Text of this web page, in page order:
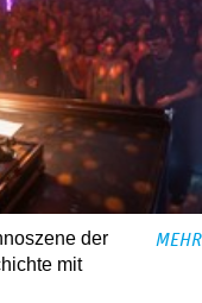
der
mit
MEHR